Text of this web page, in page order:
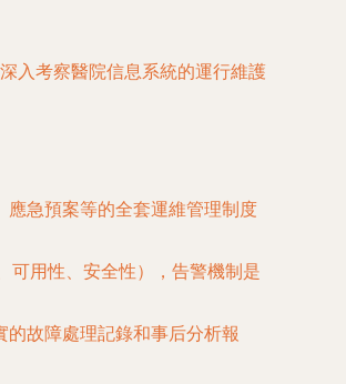
入考察醫院信息系統的運行維護
應急預案等的全套運維管理制度
可用性、安全性），告警機制是
故障處理記錄和事后分析報